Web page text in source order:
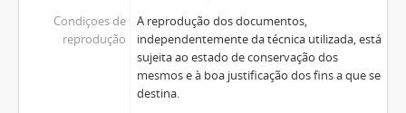
Condiçoes de
reprodução
A reprodução dos documentos,
independentemente da técnica utilizada, está
sujeita ao estado de conservação dos
mesmos e à boa justificação dos fins a que se
destina.